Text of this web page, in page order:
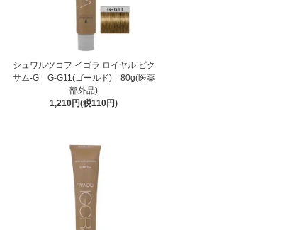
シュワルツコフ イゴラ ロイヤル ピク
サム-G G-G11(ゴールド) 80g(医薬
部外品)
1,210円(税110円)